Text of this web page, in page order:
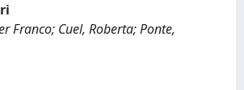
Franco; Cuel, Roberta; Ponte,